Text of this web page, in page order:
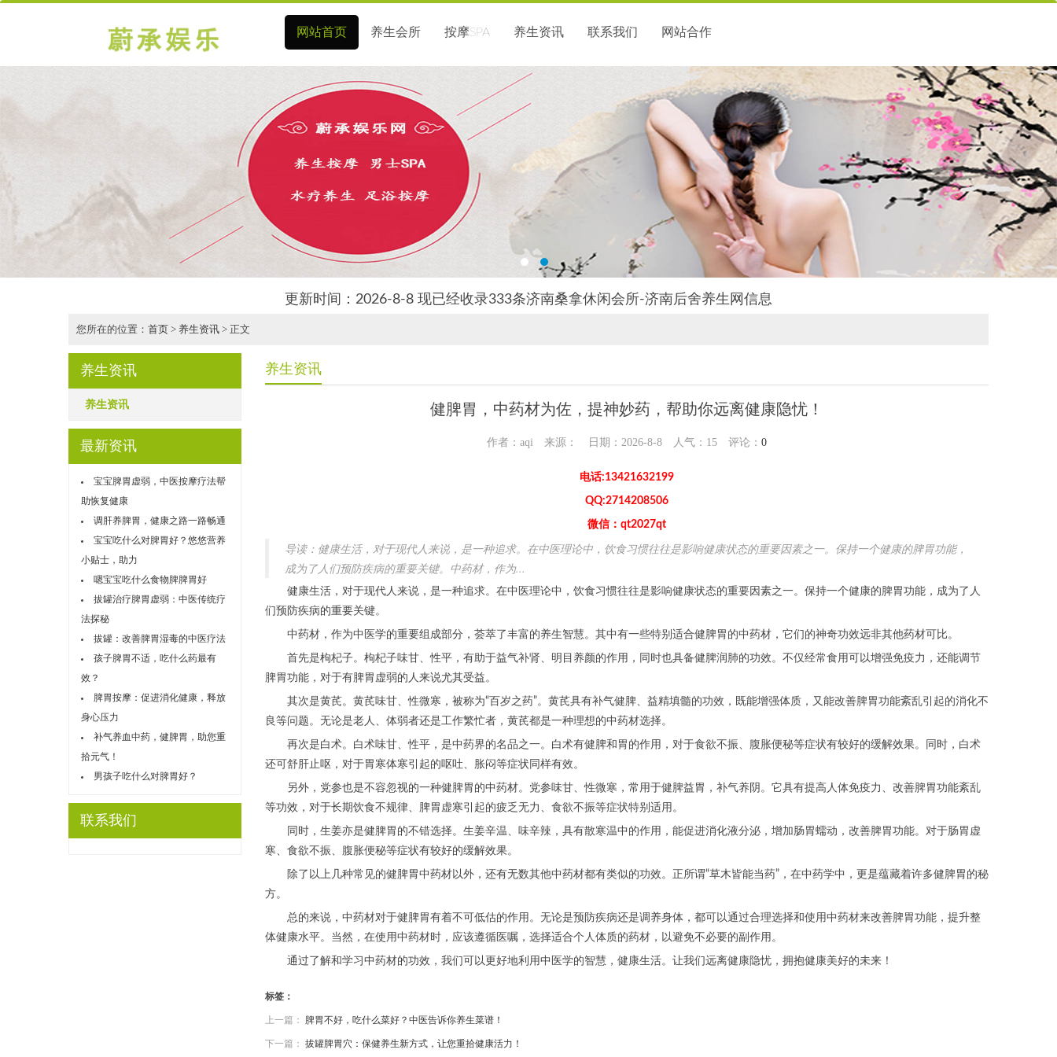
网站首页 养生会所 按摩SPA 养生资讯 联系我们 网站合作
更新时间：2026-8-8 现已经收录333条济南桑拿休闲会所-济南后舍养生网信息
您所在的位置： 首页 > 养生资讯 > 正文
养生资讯
养生资讯
最新资讯
宝宝脾胃虚弱，中医按摩疗法帮
助恢复健康
调肝养脾胃，健康之路一路畅通
宝宝吃什么对脾胃好？悠悠营养
小贴士，助力
嗯宝宝吃什么食物脾脾胃好
拔罐治疗脾胃虚弱：中医传统疗
法探秘
拔罐：改善脾胃湿毒的中医疗法
孩子脾胃不适，吃什么药最有
效？
脾胃按摩：促进消化健康，释放
身心压力
补气养血中药，健脾胃，助您重
拾元气！
男孩子吃什么对脾胃好？
联系我们
养生资讯
健脾胃，中药材为佐，提神妙药，帮助你远离健康隐忧！
作者：aqi 来源： 日期：2026-8-8 人气： 15 评论： 0
电话:13421632199
QQ:2714208506
微信：qt2027qt
导读：健康生活，对于现代人来说，是一种追求。在中医理论中，饮食习惯往往是影响健康状态的重要因素之一。保持一个健康的脾胃功能，
成为了人们预防疾病的重要关键。中药材，作为...
健康生活，对于现代人来说，是一种追求。在中医理论中，饮食习惯往往是影响健康状态的重要因素之一。保持一个健康的脾胃功能，成为了人
们预防疾病的重要关键。
中药材，作为中医学的重要组成部分，荟萃了丰富的养生智慧。其中有一些特别适合健脾胃的中药材，它们的神奇功效远非其他药材可比。
首先是枸杞子。枸杞子味甘、性平，有助于益气补肾、明目养颜的作用，同时也具备健脾润肺的功效。不仅经常食用可以增强免疫力，还能调节
脾胃功能，对于有脾胃虚弱的人来说尤其受益。
其次是黄芪。黄芪味甘、性微寒，被称为“百岁之药”。黄芪具有补气健脾、益精填髓的功效，既能增强体质，又能改善脾胃功能紊乱引起的消化不
良等问题。无论是老人、体弱者还是工作繁忙者，黄芪都是一种理想的中药材选择。
再次是白术。白术味甘、性平，是中药界的名品之一。白术有健脾和胃的作用，对于食欲不振、腹胀便秘等症状有较好的缓解效果。同时，白术
还可舒肝止呕，对于胃寒体寒引起的呕吐、胀闷等症状同样有效。
另外，党参也是不容忽视的一种健脾胃的中药材。党参味甘、性微寒，常用于健脾益胃，补气养阴。它具有提高人体免疫力、改善脾胃功能紊乱
等功效，对于长期饮食不规律、脾胃虚寒引起的疲乏无力、食欲不振等症状特别适用。
同时，生姜亦是健脾胃的不错选择。生姜辛温、味辛辣，具有散寒温中的作用，能促进消化液分泌，增加肠胃蠕动，改善脾胃功能。对于肠胃虚
寒、食欲不振、腹胀便秘等症状有较好的缓解效果。
除了以上几种常见的健脾胃中药材以外，还有无数其他中药材都有类似的功效。正所谓“草木皆能当药”，在中药学中，更是蕴藏着许多健脾胃的秘
方。
总的来说，中药材对于健脾胃有着不可低估的作用。无论是预防疾病还是调养身体，都可以通过合理选择和使用中药材来改善脾胃功能，提升整
体健康水平。当然，在使用中药材时，应该遵循医嘱，选择适合个人体质的药材，以避免不必要的副作用。
通过了解和学习中药材的功效，我们可以更好地利用中医学的智慧，健康生活。让我们远离健康隐忧，拥抱健康美好的未来！
标签：
上一篇： 脾胃不好，吃什么菜好？中医告诉你养生菜谱！
下一篇： 拔罐脾胃穴：保健养生新方式，让您重拾健康活力！